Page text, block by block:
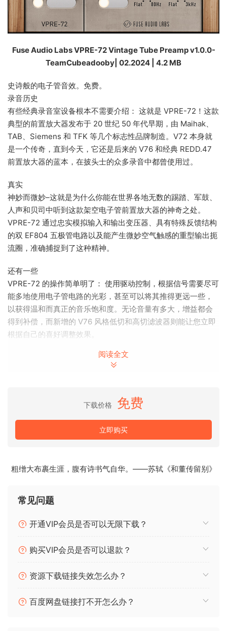
Fuse Audio Labs VPRE-72 Vintage Tube Preamp v1.0.0-
TeamCubeadooby| 02.2024 | 4.2 MB
史诗般的电子管音效。免费。
录音历史
有些经典录音室设备根本不需要介绍： 这就是 VPRE-72！这款
典型的前置放大器发布于 20 世纪 50 年代早期，由 Maihak、
TAB、Siemens 和 TFK 等几个标志性品牌制造。V72 本身就
是一个传奇，直到今天，它还是后来的 V76 和经典 REDD.47
前置放大器的蓝本，在披头士的众多录音中都曾使用过。
真实
神妙而微妙–这就是为什么你能在世界各地无数的踢踏、军鼓、
人声和贝司中听到这款架空电子管前置放大器的神奇之处。
VPRE-72 通过忠实模拟输入和输出变压器、具有特殊反馈结构
的双 EF804 五极管电路以及能产生微妙空气触感的重型输出扼
流圈，准确捕捉到了这种精神。
还有一些
VPRE-72 的操作简单明了： 使用驱动控制，根据信号需要尽可
能多地使用电子管电路的光彩，甚至可以将其推得更远一些，
以获得温和而真正的音乐饱和度。无论音量有多大，增益都会
得到补偿，而新增的 V76 风格低切和高切滤波器则能让您立即
根据自己的喜好调整效果。
……生活中最好的预调都是免费的吗？当然不是，尤其是那些备
全免费的产品，没有任何 “如果 “或 “但是”。请尽情享受吧，千
万不要错过我们久经考验、值得信赖的编组功能，该功能在使
用前置放大器作为整个会话的第一个插入点时非常方便。
x64: AAX、VST3、VST2| x86： VST3、VST2
二进制文件）是 1:1 一致的，字节对字节。
EPIC TUBE SOUND. FOR FREE.
Some pieces of classic studio equipment just don’t need
preamp was released in the early 1950s and built by
阅读全文
下载价格 免费
立即购买
粗缯大布裹生涯，腹有诗书气自华。——苏轼《和董传留别》
常见问题
开通VIP会员是否可以无限下载？
购买VIP会员是否可以退款？
资源下载链接失效怎么办？
百度网盘链接打不开怎么办？